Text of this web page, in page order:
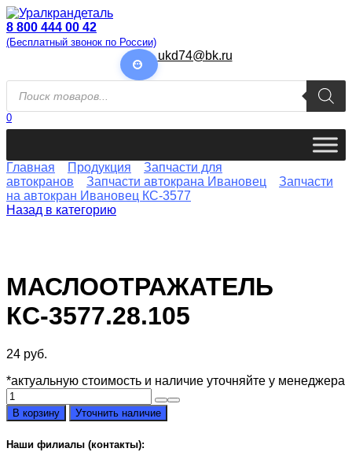
Перейти
к
содержанию
8 800 444 00 42
(Бесплатный звонок по России)
ukd74@bk.ru
Поиск
товаров
0
Главная Продукция
Запчасти для
автокранов
Запчасти автокрана Ивановец
Запчасти
на автокран Ивановец КС-3577
Назад в категорию
МАСЛООТРАЖАТЕЛЬ
КС-3577.28.105
24 руб.
*актуальную стоимость и наличие уточняйте у менеджера
Количество
товара
МАСЛООТРАЖАТЕЛЬ
КС-3577.28.105
В корзину Уточнить наличие
Наши филиалы (контакты):